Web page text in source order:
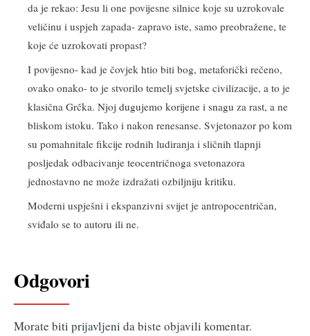
da je rekao: Jesu li one povijesne silnice koje su uzrokovale
veličinu i uspjeh zapada- zapravo iste, samo preobražene, te
koje će uzrokovati propast?
I povijesno- kad je čovjek htio biti bog, metaforički rečeno,
ovako onako- to je stvorilo temelj svjetske civilizacije, a to je
klasična Grčka. Njoj dugujemo korijene i snagu za rast, a ne
bliskom istoku. Tako i nakon renesanse. Svjetonazor po kom
su pomahnitale fikcije rodnih ludiranja i sličnih tlapnji
posljedak odbacivanje teocentričnoga svetonazora
jednostavno ne može izdražati ozbiljniju kritiku.
Moderni uspješni i ekspanzivni svijet je antropocentričan,
sviđalo se to autoru ili ne.
Odgovori
Morate biti prijavljeni da biste objavili komentar.